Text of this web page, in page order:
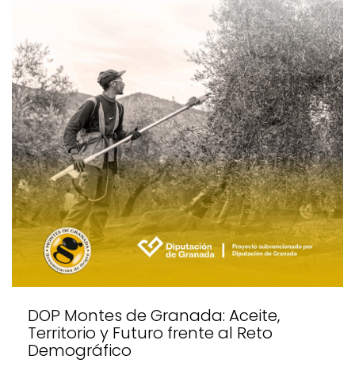
DOP Montes de Granada: Aceite,
Territorio y Futuro frente al Reto
Demográfico